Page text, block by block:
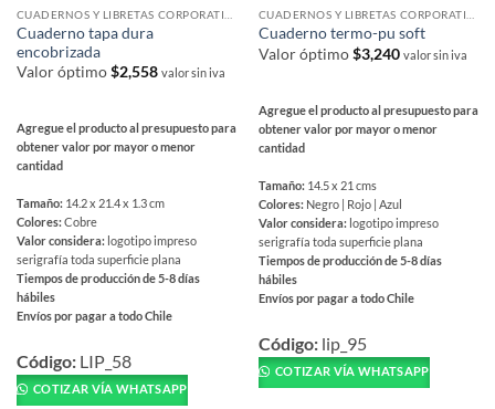
de
producto
de
producto
Cuaderno tapa dura
encobrizada
Valor óptimo$2,558 valor sin iva
Agregue el producto al presupuesto para
obtener valor por mayor o menor
cantidad
Tamaño: 14.2 x 21.4 x 1.3 cm
Colores:Cobre
Valor considera: logotipo impreso
serigrafía toda superficie plana
Tiempos de producción de 5-8 días
hábiles
Envíos por pagar a todo Chile
producto
tiene
Código: LIP_58
COTIZAR VÍA WHATSAPP
Cuaderno termo-pu soft
Valor óptimo$3,240 valor sin iva
Agregue el producto al presupuesto para
obtener valor por mayor o menor
cantidad
Tamaño: 14.5 x 21 cms
Colores: Negro | Rojo | Azul
Valor considera: logotipo impreso
serigrafía toda superficie plana
Tiempos de producción de 5-8 días
hábiles
Envíos por pagar a todo Chile
producto
tiene
múltiples
Código: lip_95
COTIZAR VÍA WHATSAPP